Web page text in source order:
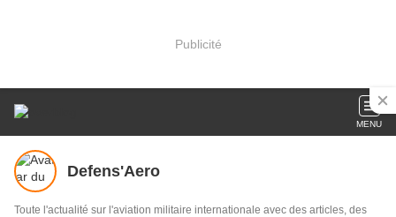
Publicité
MENU
Defens'Aero
Toute l'actualité sur l'aviation militaire internationale avec des articles, des